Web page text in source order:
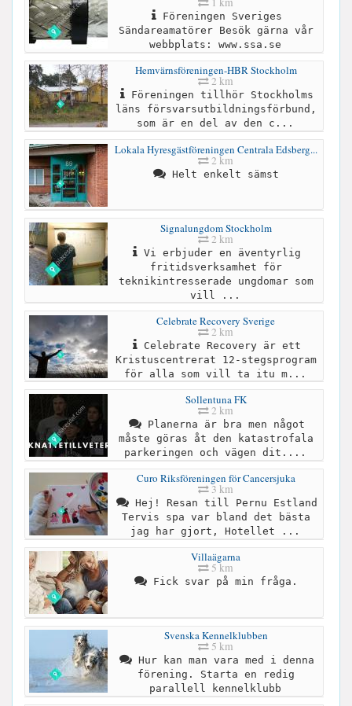
Föreningen Sveriges
Sändareamatörer Besök gärna vår
webbplats: www.ssa.se
Hemvärnsföreningen-HBR Stockholm
2 km
Föreningen tillhör Stockholms
läns försvarsutbildningsförbund,
som är en del av den c...
Lokala Hyresgästföreningen Centrala Edsberg...
2 km
Helt enkelt sämst
Signalungdom Stockholm
2 km
Vi erbjuder en äventyrlig
fritidsverksamhet för
teknikintresserade ungdomar som
vill ...
Celebrate Recovery Sverige
2 km
Celebrate Recovery är ett
Kristuscentrerat 12-stegsprogram
för alla som vill ta itu m...
Sollentuna FK
2 km
Planerna är bra men något
måste göras åt den katastrofala
parkeringen och vägen dit....
Curo Riksföreningen för Cancersjuka
3 km
Hej! Resan till Pernu Estland
Tervis spa var bland det bästa
jag har gjort, Hotellet ...
Villaägarna
5 km
Fick svar på min fråga.
Svenska Kennelklubben
5 km
Hur kan man vara med i denna
förening. Starta en redig
parallell kennelklubb